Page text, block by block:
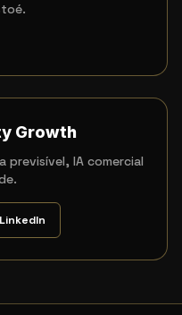
Growth
previsível, IA comercial
LinkedIn